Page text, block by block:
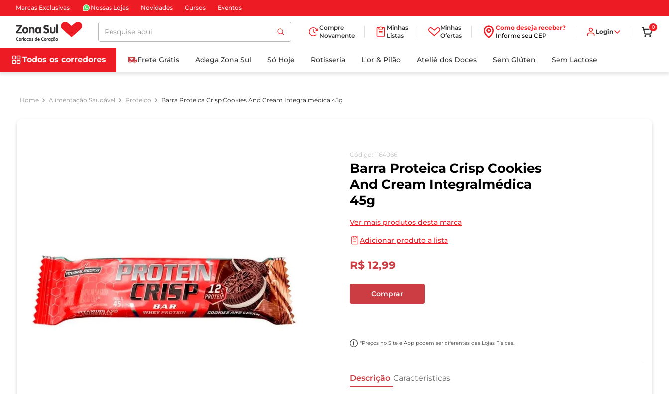
Marcas Exclusivas Nossas Lojas Novidades Cursos Eventos
Pesquise aqui
Compre
Novamente
Minhas
Listas
Minhas
Ofertas
Como deseja receber?
Informe seu CEP
Login
0
Todos os corredores Frete Grátis Adega Zona Sul Só Hoje Rotisseria L'or & Pilão Ateliê dos Doces Sem Glúten Sem Lactose
Alimentação Saudável Proteico Barra Proteica Crisp Cookies And Cream Integralmédica 45g
Código: 1164066
Barra Proteica Crisp Cookies
And Cream Integralmédica
45g
Ver mais produtos desta marca
Adicionar produto a lista
R$ 12,99
Comprar
*Preços no Site e App podem ser diferentes das Lojas Físicas.
Descrição Características
BUSCADOS